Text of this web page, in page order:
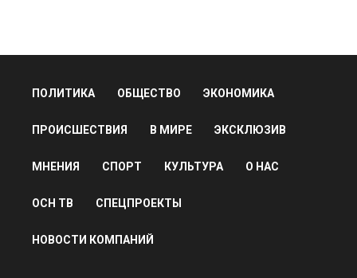
ПОЛИТИКА ОБЩЕСТВО ЭКОНОМИКА
ПРОИСШЕСТВИЯ В МИРЕ ЭКСКЛЮЗИВ
МНЕНИЯ СПОРТ КУЛЬТУРА О НАС
ОСН ТВ СПЕЦПРОЕКТЫ
НОВОСТИ КОМПАНИЙ